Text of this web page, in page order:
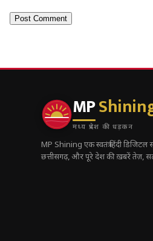
MP
मध्य प्रदेश की धड़कन
MP Shining एक स्वतंत्र हिंदी डिजिटल
छत्तीसगढ़, और पूरे देश की ख़बरें तेज़,